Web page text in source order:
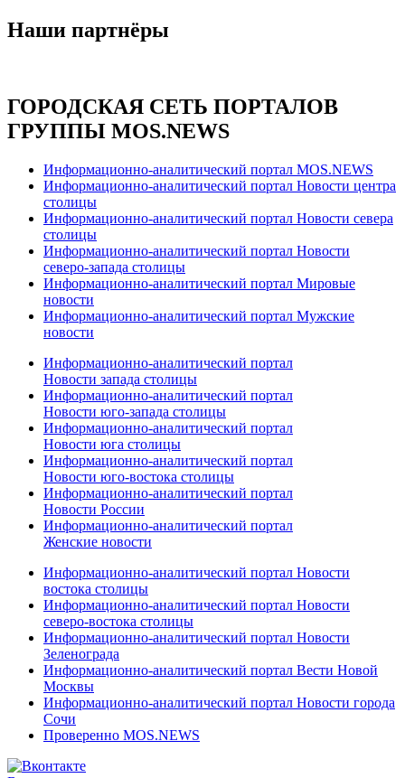
Наши партнёры
ГОРОДСКАЯ СЕТЬ ПОРТАЛОВ
ГРУППЫ MOS.NEWS
Информационно-аналитический портал MOS.NEWS
Информационно-аналитический портал Новости центра
столицы
Информационно-аналитический портал Новости севера
столицы
Информационно-аналитический портал Новости
северо-запада столицы
Информационно-аналитический портал Мировые
новости
Информационно-аналитический портал Мужские
новости
Информационно-аналитический портал
Новости запада столицы
Информационно-аналитический портал
Новости юго-запада столицы
Информационно-аналитический портал
Новости юга столицы
Информационно-аналитический портал
Новости юго-востока столицы
Информационно-аналитический портал
Новости России
Информационно-аналитический портал
Женские новости
Информационно-аналитический портал Новости
востока столицы
Информационно-аналитический портал Новости
северо-востока столицы
Информационно-аналитический портал Новости
Зеленограда
Информационно-аналитический портал Вести Новой
Москвы
Информационно-аналитический портал Новости города
Сочи
Проверенно MOS.NEWS